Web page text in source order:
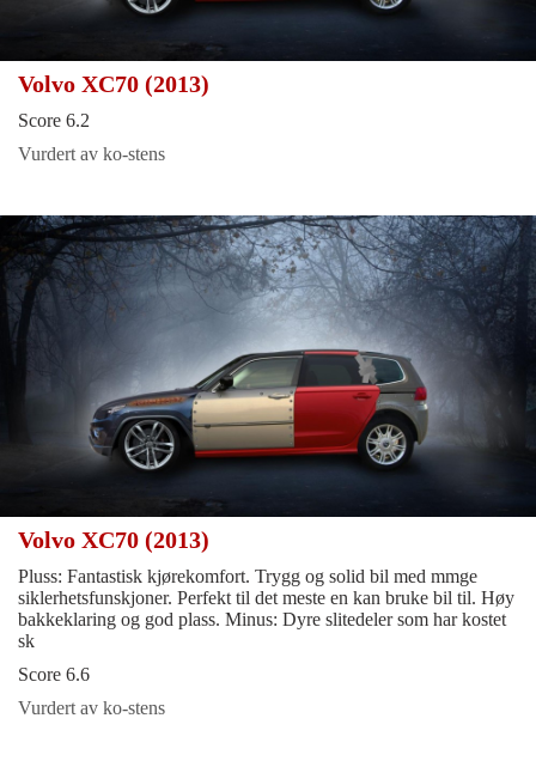
Volvo XC70 (2013)
Score 6.2
Vurdert av ko-stens
Volvo XC70 (2013)
Pluss: Fantastisk kjørekomfort. Trygg og solid bil med mmge
siklerhetsfunskjoner. Perfekt til det meste en kan bruke bil til. Høy
bakkeklaring og god plass. Minus: Dyre slitedeler som har kostet
sk
Score 6.6
Vurdert av ko-stens